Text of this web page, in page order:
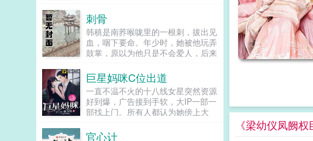
《梁幼仪凤阙
崎大陆，成为了一个乞丐，弱小的他
要如何在这个世界立足呢？逐渐领悟
了弱肉强食生存法则的栗正，誓言终
于有一天，要立于众生之上，俯瞰脚
下一路行来的累累白骨，喃喃道世间
真实！全新的设定，史上最强悍的十
二星座魔能师，带你在奇幻的世界中
寻找星座奇缘！你是什么座的？天
蝎？白羊？赶紧到其中寻找自己的影
刺骨
韩稹是南荞喉咙里的一根刺，拔出见
血，咽下要命。年少时，她被他玩弄
鼓掌，原以为他只是不会爱人，后来
他只是，不愿爱她。后来，她剥皮削
骨，失去所有，痛苦重生，变成不爱
他的模样。...
巨星妈咪C位出道
一直不温不火的十八线女星突然资源
好到爆，广告接到手软，大IP一部一
部找上门。所有人都认为她傍上大
娃。小奶娃霸气发话，砸钱！给小爷
官心计